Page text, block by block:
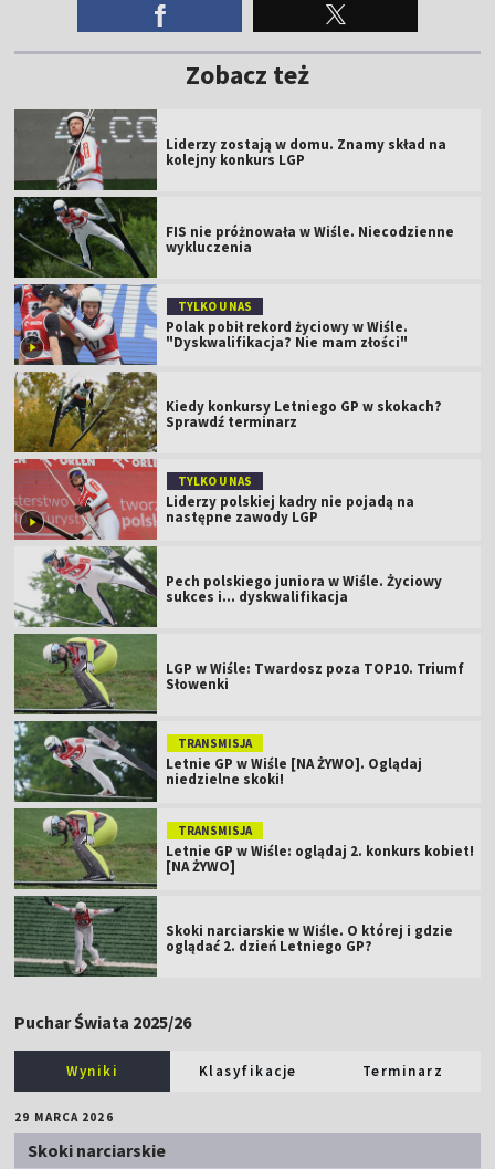
Zobacz też
Liderzy zostają w domu. Znamy skład na
kolejny konkurs LGP
FIS nie próżnowała w Wiśle. Niecodzienne
wykluczenia
TYLKO U NAS
Polak pobił rekord życiowy w Wiśle.
"Dyskwalifikacja? Nie mam złości"
Kiedy konkursy Letniego GP w skokach?
Sprawdź terminarz
TYLKO U NAS
Liderzy polskiej kadry nie pojadą na
następne zawody LGP
Pech polskiego juniora w Wiśle. Życiowy
sukces i... dyskwalifikacja
LGP w Wiśle: Twardosz poza TOP10. Triumf
Słowenki
TRANSMISJA
Letnie GP w Wiśle [NA ŻYWO]. Oglądaj
niedzielne skoki!
TRANSMISJA
Letnie GP w Wiśle: oglądaj 2. konkurs kobiet!
[NA ŻYWO]
Skoki narciarskie w Wiśle. O której i gdzie
oglądać 2. dzień Letniego GP?
Puchar Świata 2025/26
Wyniki Klasyfikacje Terminarz
29 MARCA 2026
Skoki narciarskie